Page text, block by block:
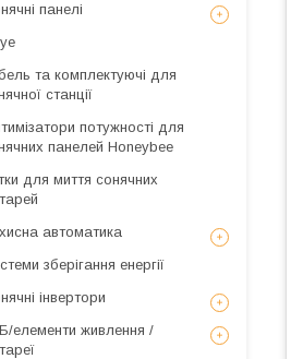
панелі
та комплектуючі для
станції
потужності для
панелей Honeybee
для миття сонячних
автоматика
зберігання енергії
інвертори
елементи живлення /